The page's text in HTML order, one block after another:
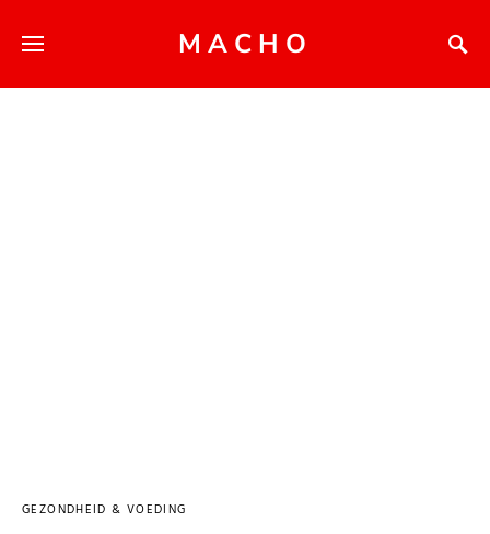
MACHO
GEZONDHEID & VOEDING